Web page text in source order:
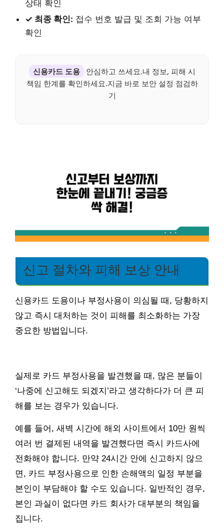
상태 확인
✓ 최종 확인: 접수 번호 발급 및 조회 가능 여부
확인
신용카드 도용
안심하고 쓰세요.내 정보, 피해 시
책임 한계를 확인하세요.지금 바로 보안 설정 점검하
기
신고 절차와 피해 보상 안내
신용카드 도용이나 부정사용이 의심될 때, 당황하지
않고 즉시 대처하는 것이 피해를 최소화하는 가장
중요한 방법입니다.
실제로 카드 부정사용을 발견했을 때, 많은 분들이
‘나중에 신고해도 되겠지’라고 생각하다가 더 큰 피
해를 보는 경우가 있습니다.
예를 들어, 새벽 시간에 해외 사이트에서 10만 원씩
여러 번 결제된 내역을 발견했다면 즉시 카드사에
전화해야 합니다. 만약 24시간 안에 신고하지 않으
면, 카드 부정사용으로 인한 손해액의 일정 부분을
본인이 부담해야 할 수도 있습니다. 일반적인 경우,
본인 과실이 없다면 카드 회사가 대부분의 책임을
집니다.